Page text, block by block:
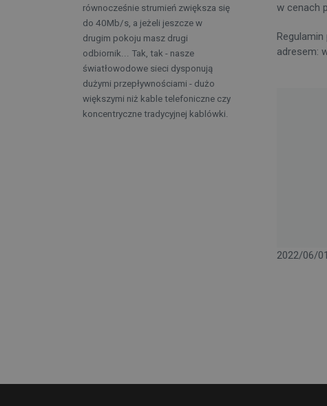
równocześnie strumień zwiększa się
do 40Mb/s, a jeżeli jeszcze w
drugim pokoju masz drugi
odbiornik... Tak, tak - nasze
światłowodowe sieci dysponują
dużymi przepływnościami - dużo
większymi niż kable telefoniczne czy
koncentryczne tradycyjnej kablówki.
w cenach
adresem:
2022/06/01